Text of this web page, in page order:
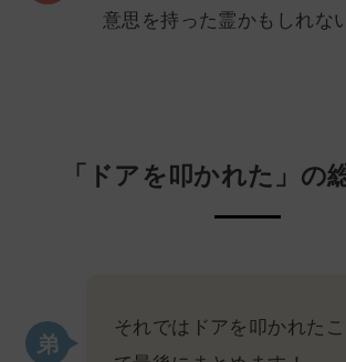
意思を持った霊かもしれな
「ドアを叩かれた」の
それではドアを叩かれた